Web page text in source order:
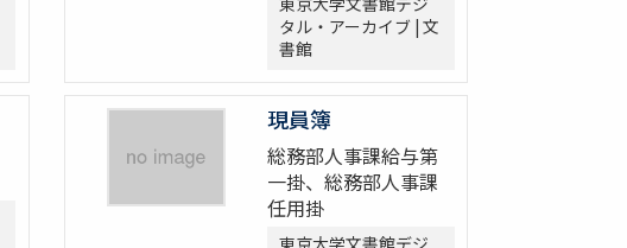
タル・アーカイブ | 文
書館
現員簿
総務部人事課給与第
一掛、総務部人事課
任用掛